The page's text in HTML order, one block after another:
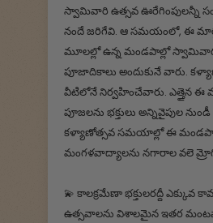
స్వామివారి ఉత్సవ ఊరేగింపులన్నీ
నందే జరిగేవి. ఆ సమయంలో, ఈ
మూలల్లో ఉన్న మండపాల్లో
పూజాదికాలు అందుకునే వారు.
వీటిలోనే నిర్వహించేవారు. ఎత్తైన ఈ
పూజలను భక్తులు అన్నివైపుల నుండీ
కళ్యాణోత్సవ సమయాల్లో ఈ
మంగళవాద్యాలను నగారాల వలె
💫 కాలక్రమేణా భక్తులరద్దీ ఎక్కువ
ఉత్సవాలను విశాలమైన ఇతర